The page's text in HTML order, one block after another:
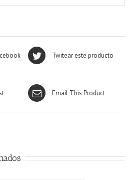
Twitear este producto
Email This Product